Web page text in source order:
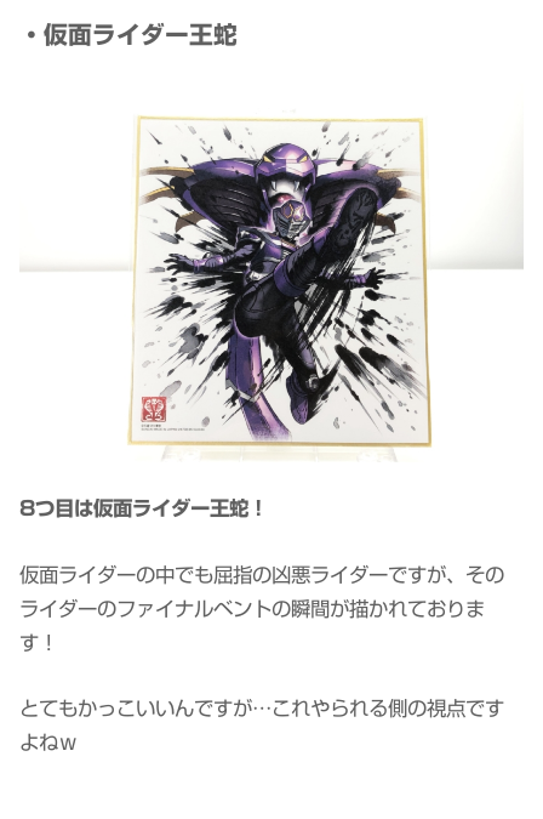
・仮面ライダー王蛇
8つ目は仮面ライダー王蛇！
仮面ライダーの中でも屈指の凶悪ライダーですが、その
ライダーのファイナルベントの瞬間が描かれておりま
す！
とてもかっこいいんですが…これやられる側の視点です
よねｗ